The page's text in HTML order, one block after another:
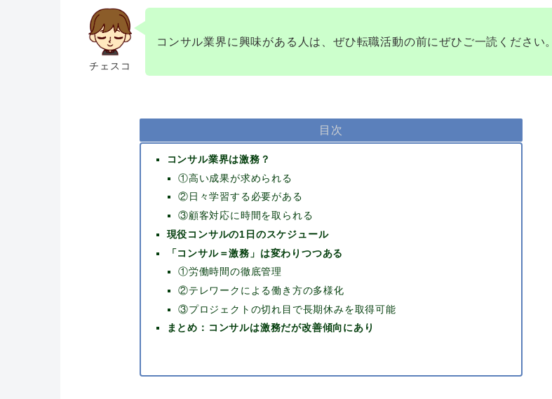
チェスコ
コンサル業界に興味がある人は、ぜひ転職活動の前にぜひご一読ください。
目次
コンサル業界は激務？
①高い成果が求められる
②日々学習する必要がある
③顧客対応に時間を取られる
現役コンサルの1日のスケジュール
「コンサル＝激務」は変わりつつある
①労働時間の徹底管理
②テレワークによる働き方の多様化
③プロジェクトの切れ目で長期休みを取得可能
まとめ：コンサルは激務だが改善傾向にあり